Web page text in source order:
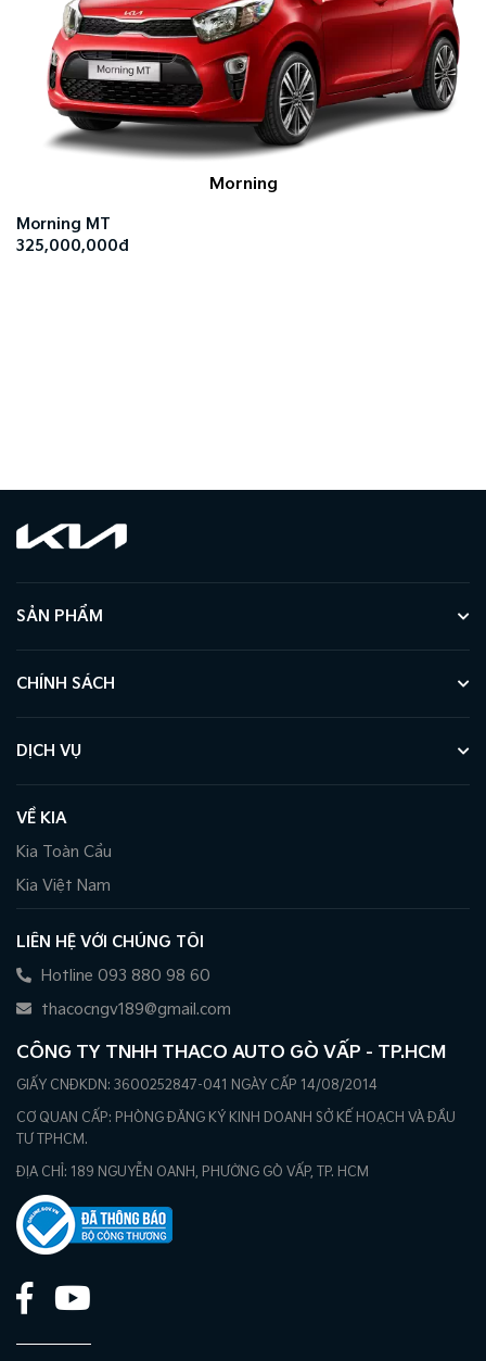
Morning
Morning MT
325,000,000đ
SẢN PHẨM
CHÍNH SÁCH
DỊCH VỤ
VỀ KIA
Kia Toàn Cầu
Kia Việt Nam
LIÊN HỆ VỚI CHÚNG TÔI
Hotline 093 880 98 60
thacocngv189@gmail.com
CÔNG TY TNHH THACO AUTO GÒ VẤP - TP.HCM
GIẤY CNĐKDN: 3600252847-041 NGÀY CẤP 14/08/2014
CƠ QUAN CẤP: PHÒNG ĐĂNG KÝ KINH DOANH SỞ KẾ HOẠCH VÀ ĐẦU
TƯ TPHCM.
ĐỊA CHỈ: 189 NGUYỄN OANH, PHƯỜNG GÒ VẤP, TP. HCM